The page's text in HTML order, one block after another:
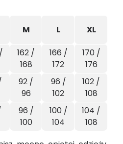
M L XL
162 /
168
166 /
172
170 /
176
92 /
96
96 /
102
102 /
108
96 /
100
100 /
104
104 /
108